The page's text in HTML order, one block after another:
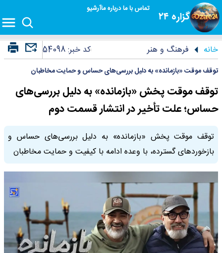
گزاره ۲۴
تماس با مادرباره ماآرشیو
خانه فرهنگ و هنر کد خبر:54098
توقف موقت «بازمانده» به دلیل بررسی‌های حساس و حمایت مخاطبان
توقف موقت پخش «بازمانده» به دلیل بررسی‌های
حساس؛ علت تأخیر در انتشار قسمت دوم
توقف موقت پخش «بازمانده» به دلیل بررسی‌های حساس و
بازخوردهای گسترده، با وعده ادامه با کیفیت و حمایت مخاطبان